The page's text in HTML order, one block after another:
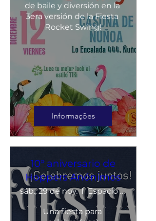
de baile y diversión en la
3era versión de la Fiesta
Rocket Swing!
Informações
10° aniversario de
Hoppers Anónimos
sáb., 29 de nov. Espacio Diana
Una fiesta para